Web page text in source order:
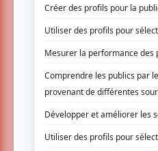
Une
Petite-
rythme
Bagaï,
pourront être